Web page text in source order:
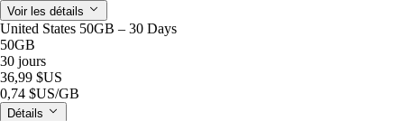
Voir les détails
United States 50GB – 30 Days
50GB
30 jours
36,99 $US
0,74 $US/GB
Détails